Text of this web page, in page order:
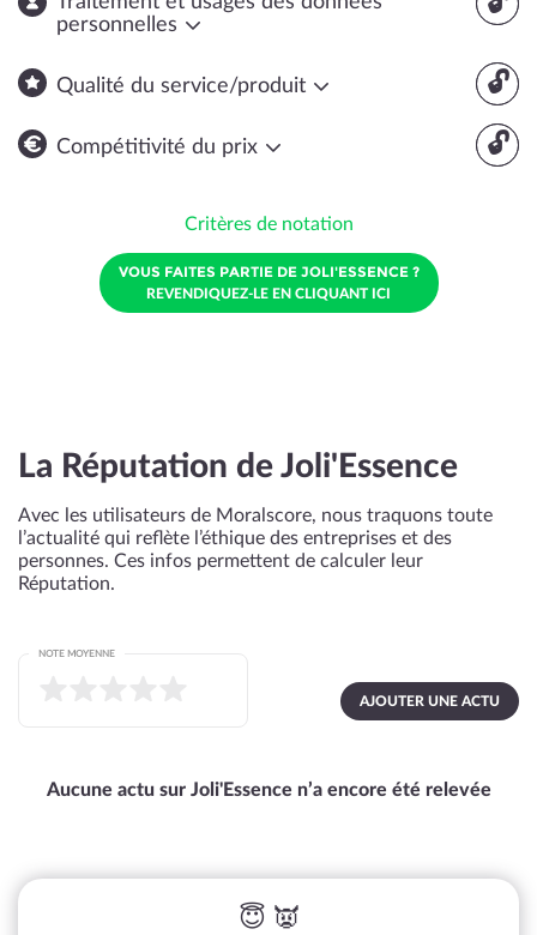
personnelles
🔓
Qualité du service/produit
🔓
Compétitivité du prix
Critères de notation
VOUS FAITES PARTIE DE JOLI'ESSENCE ?
REVENDIQUEZ-LE EN CLIQUANT ICI
La Réputation de Joli'Essence
Avec les utilisateurs de Moralscore, nous traquons toute
l’actualité qui reflète l’éthique des entreprises et des
personnes. Ces infos permettent de calculer leur
Réputation.
AJOUTER UNE ACTU
NOTE MOYENNE
Aucune actu sur Joli'Essence n’a encore été relevée
😇 👿